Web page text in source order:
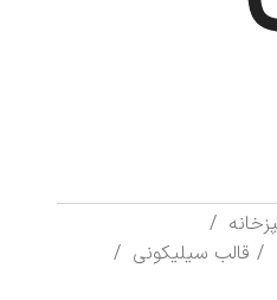
قالب سیلیکونی